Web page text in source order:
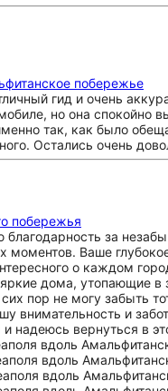
побережье
гид и очень
но она
так, как было
Остались очень
побережья
за
моментов. Ваше
о каждом
дома, утопающие
пор не могу забыть
внимательность и
надеюсь вернуться в